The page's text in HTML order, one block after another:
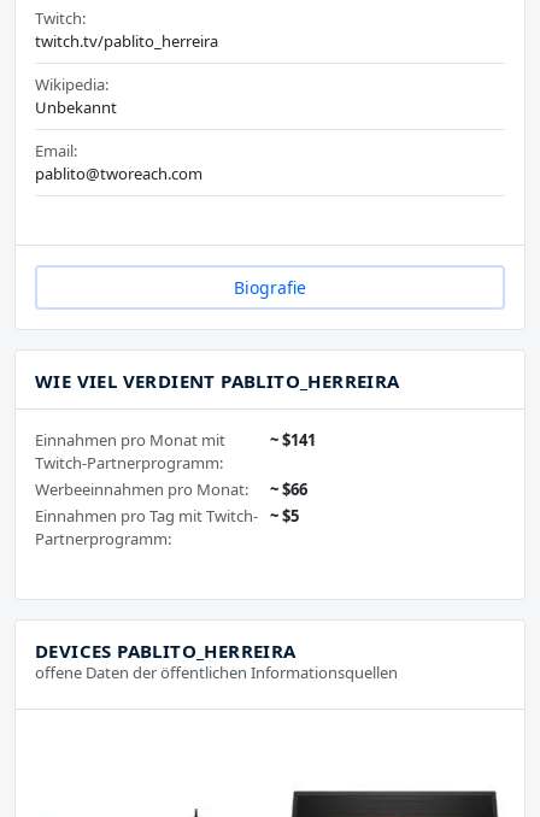
Twitch:
twitch.tv/pablito_herreira
Wikipedia:
Unbekannt
Email:
pablito@tworeach.com
Biografie
WIE VIEL VERDIENT PABLITO_HERREIRA
Einnahmen pro Monat mit
Twitch-Partnerprogramm:
~ $141
Werbeeinnahmen pro Monat:
~ $66
Einnahmen pro Tag mit Twitch-
Partnerprogramm:
~ $5
DEVICES PABLITO_HERREIRA
offene Daten der öffentlichen Informationsquellen